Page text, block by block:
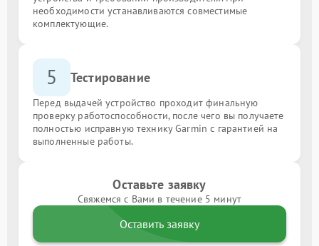
необходимости устанавливаются совместимые
комплектующие.
5 Тестирование
Перед выдачей устройство проходит финальную
проверку работоспособности, после чего вы получаете
полностью исправную технику Garmin с гарантией на
выполненные работы.
Оставьте заявку
Свяжемся с Вами в течение 5 минут
Оставить заявку